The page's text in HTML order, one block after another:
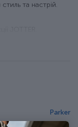
та настрій.
+ ковпачок
кнопки.
Parker